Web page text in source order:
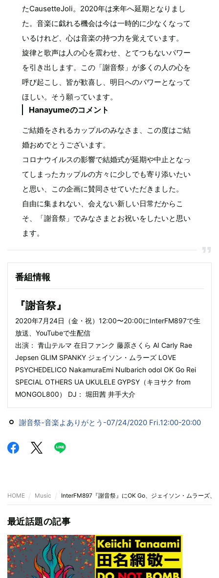
たCausetteJoli。2020年は来年へ延期となりまし
た。音楽に戯れる機会は今は一時的に少なくなって
いるけれど、心は音楽の持つ力を覚えています。
旋律と歌声は人の心を震わせ、とてつもないパワー
を引き出します。この「謝音祭」が多くの人の心を
呼び起こし、皆が歓喜し、明日へのパワーとなって
ほしい。そう願っています。
Hanayumeのコメント
ご結婚をされるカップルのみなさま、この度はご結
婚おめでとうございます。
コロナウイルスの影響で結婚式が延期や中止となっ
てしまったカップルの方々に少しでも寄り添いたい
と思い、この企画に賛同させていただきました。
自由に集まれない、会えない新しい日常だからこ
そ、「謝音祭」でみなさまとお祝いをしたいと思い
ます。
番組情報
『謝音祭』
2020年7月24日（金・祝）12:00〜20:00にInterFM897で生
放送、YouTubeで生配信
出演： 青山テルマ 在日ファンク 藤原さくら AI Carly Rae
Jepsen GLIM SPANKY ジェイソン・ムラーズ LOVE
PSYCHEDELICO NakamuraEmi Nulbarich odol OK Go Rei
SPECIAL OTHERS UA UKULELE GYPSY（キヨサク from
MONGOL800） DJ： 堀田茜 井手大介
謝音祭-音楽よありがとう-07/24/2020 Fri.12:00-20:00
HOME Music InterFM897『謝音祭』にOK Go、ジェイソン・ムラーズ
最近話題の記事